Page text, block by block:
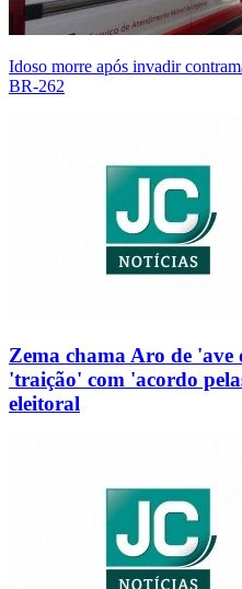
Idoso morre após invadir
BR-262
Zema chama Aro de
'traição' com 'acordo
eleitoral